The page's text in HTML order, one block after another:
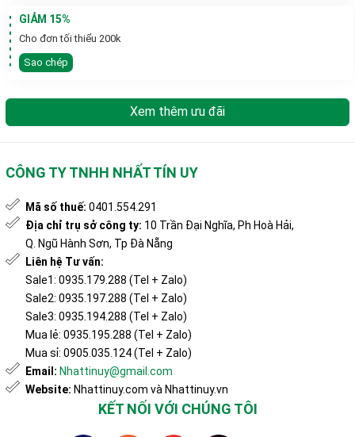
GIẢM 15%
Cho đơn tối thiểu 200k
Sao chép
Xem thêm ưu đãi
CÔNG TY TNHH NHẤT TÍN UY
Mã số thuế: 0401.554.291
Địa chỉ trụ sở công ty: 10 Trần Đại Nghĩa, Ph Hoà Hải,
Q. Ngũ Hành Sơn, Tp Đà Nẵng
Liên hệ Tư vấn:
Sale1: 0935.179.288 (Tel + Zalo)
Sale2: 0935.197.288 (Tel + Zalo)
Sale3: 0935.194.288 (Tel + Zalo)
Mua lẻ: 0935.195.288 (Tel + Zalo)
Mua sỉ: 0905.035.124 (Tel + Zalo)
Email: Nhattinuy@gmail.com
Website: Nhattinuy.com và Nhattinuy.vn
KẾT NỐI VỚI CHÚNG TÔI